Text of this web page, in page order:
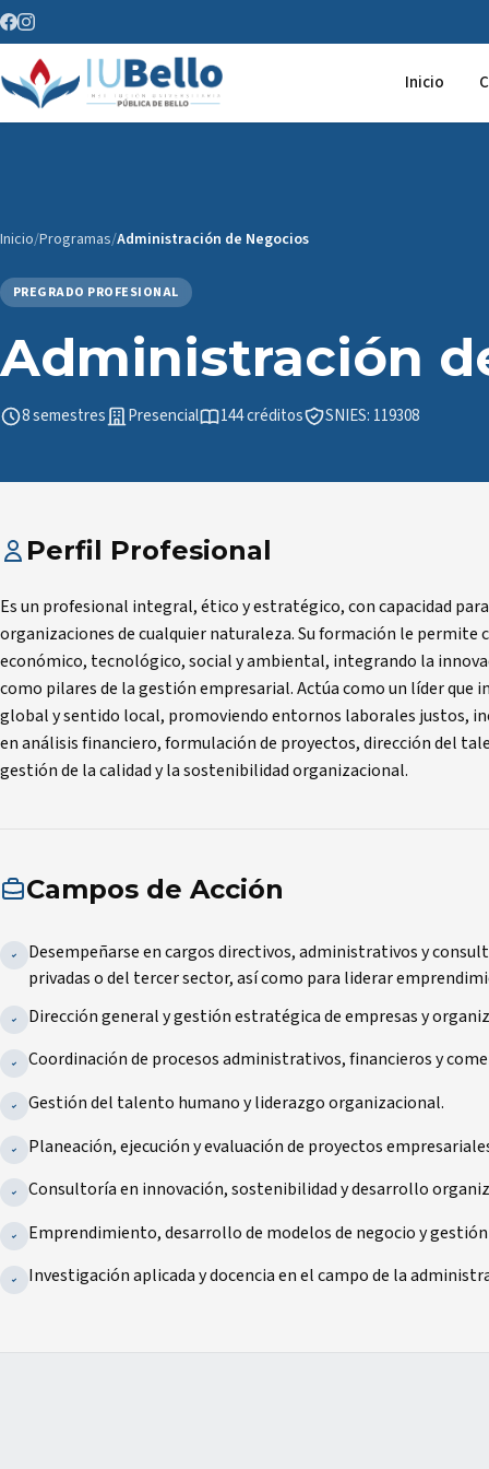
Saltar al contenido
Inicio
Inicio/Programas/Administración de Negocios
PREGRADO PROFESIONAL
Administración
8 semestres Presencial 144 créditos SNIES: 119308
Perfil Profesional
Es un profesional integral, ético y estratégico, con capacidad
organizaciones de cualquier naturaleza. Su formación le
económico, tecnológico, social y ambiental, integrando la
como pilares de la gestión empresarial. Actúa como un líder que
global y sentido local, promoviendo entornos laborales justos,
en análisis financiero, formulación de proyectos, dirección del
gestión de la calidad y la sostenibilidad organizacional.
Campos de Acción
Desempeñarse en cargos directivos, administrativos y
privadas o del tercer sector, así como para liderar
Dirección general y gestión estratégica de empresas y
Coordinación de procesos administrativos, financieros y
Gestión del talento humano y liderazgo organizacional.
Planeación, ejecución y evaluación de proyectos
Consultoría en innovación, sostenibilidad y desarrollo
Emprendimiento, desarrollo de modelos de negocio y
Investigación aplicada y docencia en el campo de la